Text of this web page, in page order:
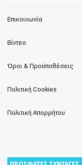
Επικοινωνία
Βίντεο
Όροι & Προϋποθέσεις
Πολιτική Cookies
Πολιτική Απορρήτου